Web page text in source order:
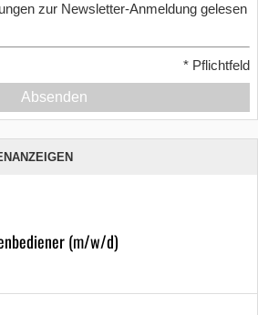
zur Newsletter-Anmeldung gelesen
* Pflichtfeld
Absenden
(m/w/d)